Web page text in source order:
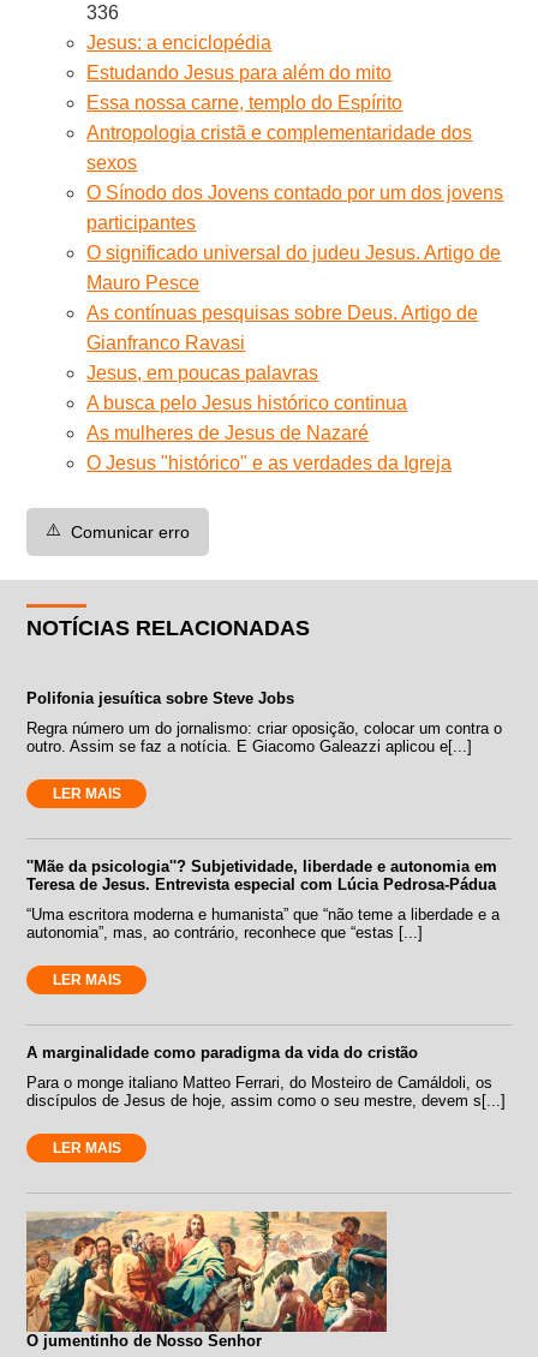
336
Jesus: a enciclopédia
Estudando Jesus para além do mito
Essa nossa carne, templo do Espírito
Antropologia cristã e complementaridade dos
sexos
O Sínodo dos Jovens contado por um dos jovens
participantes
O significado universal do judeu Jesus. Artigo de
Mauro Pesce
As contínuas pesquisas sobre Deus. Artigo de
Gianfranco Ravasi
Jesus, em poucas palavras
A busca pelo Jesus histórico continua
As mulheres de Jesus de Nazaré
O Jesus "histórico" e as verdades da Igreja
⚠️ Comunicar erro
NOTÍCIAS RELACIONADAS
Polifonia jesuítica sobre Steve Jobs
Regra número um do jornalismo: criar oposição, colocar um contra o
outro. Assim se faz a notícia. E Giacomo Galeazzi aplicou e[...]
LER MAIS
''Mãe da psicologia''? Subjetividade, liberdade e autonomia em
Teresa de Jesus. Entrevista especial com Lúcia Pedrosa-Pádua
“Uma escritora moderna e humanista” que “não teme a liberdade e a
autonomia”, mas, ao contrário, reconhece que “estas [...]
LER MAIS
A marginalidade como paradigma da vida do cristão
Para o monge italiano Matteo Ferrari, do Mosteiro de Camáldoli, os
discípulos de Jesus de hoje, assim como o seu mestre, devem s[...]
LER MAIS
O jumentinho de Nosso Senhor